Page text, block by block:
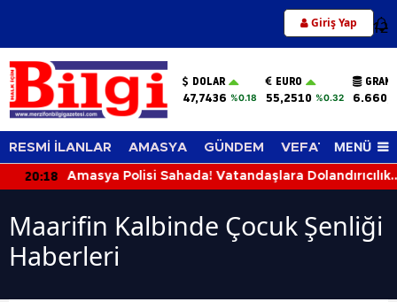
Giriş Yap 12
DOLAR
47,7436 %0.18
EURO
55,2510 %0.32
RESMİ İLANLAR AMASYA GÜNDEM VEFAT EDENLER
MENÜ
20:18
Amasya Polisi Sahada! Vatandaşlara Dolandırıcılık,
Maarifin Kalbinde Çocuk Şenliği
Haberleri